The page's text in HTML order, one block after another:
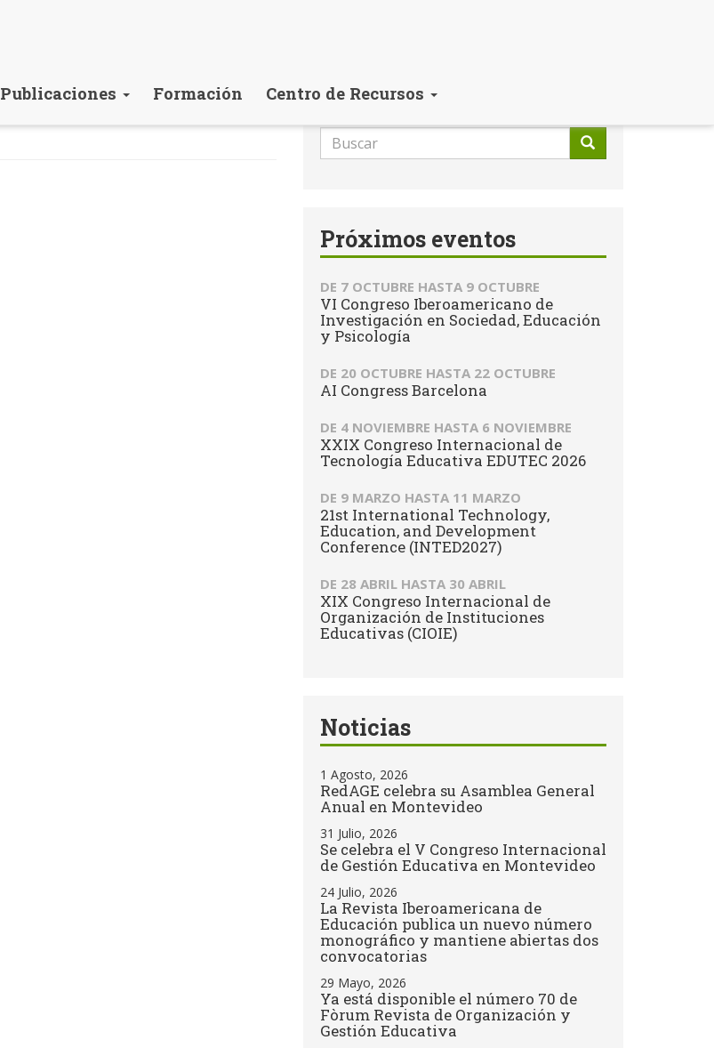
Publicaciones Formación Centro de Recursos
Formulario
de
Próximos eventos
DE 7 OCTUBRE HASTA 9 OCTUBRE
VI Congreso Iberoamericano de
Investigación en Sociedad, Educación
y Psicología
DE 20 OCTUBRE HASTA 22 OCTUBRE
AI Congress Barcelona
DE 4 NOVIEMBRE HASTA 6 NOVIEMBRE
XXIX Congreso Internacional de
Tecnología Educativa EDUTEC 2026
DE 9 MARZO HASTA 11 MARZO
21st International Technology,
Education, and Development
Conference (INTED2027)
DE 28 ABRIL HASTA 30 ABRIL
XIX Congreso Internacional de
Organización de Instituciones
Educativas (CIOIE)
Noticias
1 Agosto, 2026
RedAGE celebra su Asamblea General
Anual en Montevideo
31 Julio, 2026
Se celebra el V Congreso Internacional
de Gestión Educativa en Montevideo
24 Julio, 2026
La Revista Iberoamericana de
Educación publica un nuevo número
monográfico y mantiene abiertas dos
convocatorias
29 Mayo, 2026
Ya está disponible el número 70 de
Fòrum Revista de Organización y
Gestión Educativa